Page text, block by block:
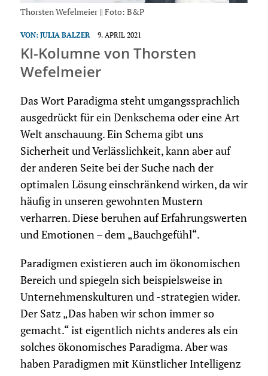
Thorsten Wefelmeier || Foto: B&P
VON: JULIA BALZER 9. APRIL 2021
KI-Kolumne von Thorsten
Wefelmeier
Das Wort Paradigma steht umgangssprachlich
ausgedrückt für ein Denkschema oder eine Art
Welt­ anschauung. Ein Schema gibt uns
Sicherheit und Verlässlichkeit, kann aber auf
der anderen Seite bei der Suche nach der
optimalen Lösung einschränkend wirken, da wir
häufig in unseren gewohnten Mustern
verharren. Diese beruhen auf Erfahrungswerten
und Emotionen – dem „Bauchgefühl“.
Paradigmen existieren auch im ökonomischen
Bereich und spiegeln sich beispielsweise in
Unternehmenskulturen und -strategien wider.
Der Satz „Das haben wir schon immer so
gemacht.“ ist eigentlich nichts anderes als ein
solches ökonomisches Paradigma. Aber was
haben Paradigmen mit Künstlicher Intelligenz